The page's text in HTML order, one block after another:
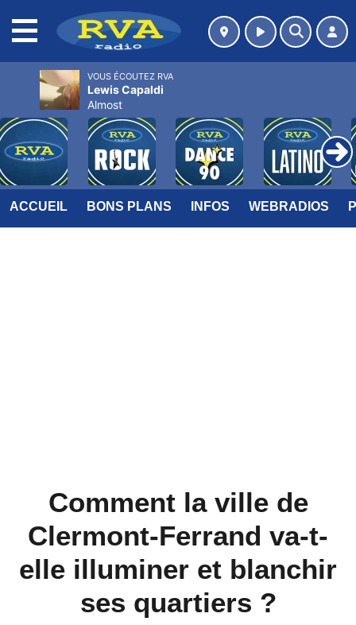
ACCUEIL BONS PLANS INFOS WEBRADIOS
Comment la ville de
Clermont-Ferrand va-t-
elle illuminer et blanchir
ses quartiers ?
VOUS ÉCOUTEZ RVA
Lewis Capaldi
Almost